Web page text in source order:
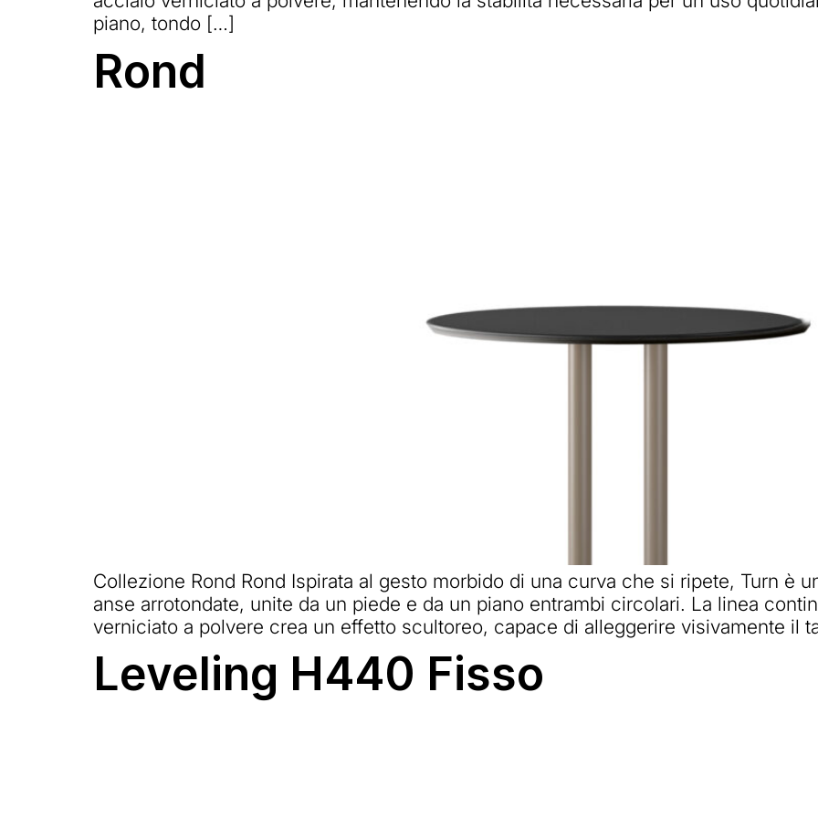
piano, tondo […]
Rond
Collezione Rond Rond Ispirata al gesto morbido di una curva che si ripete, Turn è
anse arrotondate, unite da un piede e da un piano entrambi circolari. La linea
verniciato a polvere crea un effetto scultoreo, capace di alleggerire visivamente il
Leveling H440 Fisso